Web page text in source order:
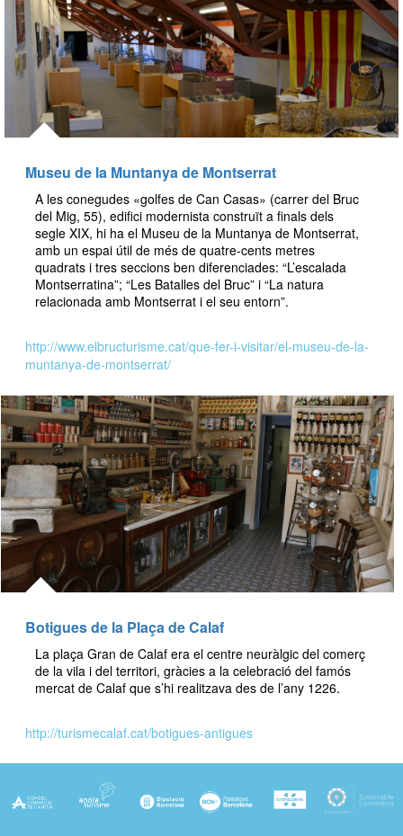
Museu de la Muntanya de Montserrat
A les conegudes «golfes de Can Casas» (carrer del Bruc
del Mig, 55), edifici modernista construït a finals dels
segle XIX, hi ha el Museu de la Muntanya de Montserrat,
amb un espai útil de més de quatre-cents metres
quadrats i tres seccions ben diferenciades: “L’escalada
Montserratina”; “Les Batalles del Bruc” i “La natura
relacionada amb Montserrat i el seu entorn”.
http://www.elbructurisme.cat/que-fer-i-visitar/el-museu-de-la-
muntanya-de-montserrat/
Botigues de la Plaça de Calaf
La plaça Gran de Calaf era el centre neuràlgic del comerç
de la vila i del territori, gràcies a la celebració del famós
mercat de Calaf que s’hi realitzava des de l’any 1226.
http://turismecalaf.cat/botigues-antigues